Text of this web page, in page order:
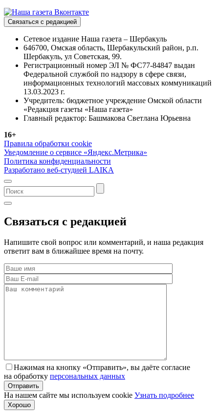
Связаться с редакцией
Сетевое издание Наша газета – Шербакуль
646700, Омская область, Шербакульский район, р.п.
Шербакуль, ул Советская, 99.
Регистрационный номер ЭЛ № ФС77-84847 выдан
Федеральной службой по надзору в сфере связи,
информационных технологий массовых коммуникаций
13.03.2023 г.
Учредитель: бюджетное учреждение Омской области
«Редакция газеты «Наша газета»
Главный редактор: Башмакова Светлана Юрьевна
16+
Правила обработки cookie
Уведомление о сервисе «Яндекс.Метрика»
Политика конфиденциальности
Разработано веб-студией LAIKA
Связаться с редакцией
Напишите свой вопрос или комментарий, и наша редакция
ответит вам в ближайшее время на почту.
Нажимая на кнопку «Отправить», вы даёте согласие
на обработку персональных данных
На нашем сайте мы используем cookie Узнать подробнее
Хорошо